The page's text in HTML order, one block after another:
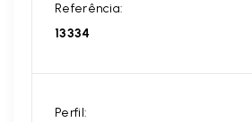
Referência:
13334
Perfil: